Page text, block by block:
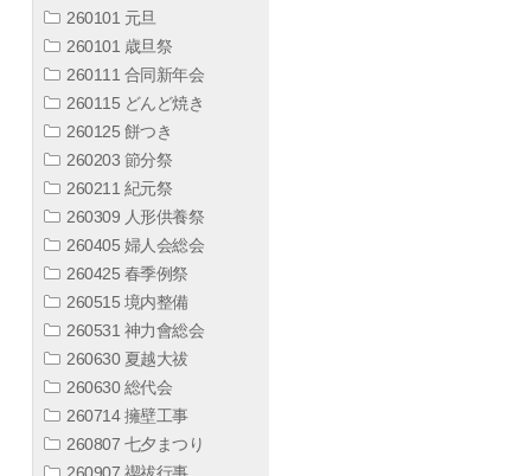
260101 元旦
260101 歳旦祭
260111 合同新年会
260115 どんど焼き
260125 餅つき
260203 節分祭
260211 紀元祭
260309 人形供養祭
260405 婦人会総会
260425 春季例祭
260515 境内整備
260531 神力會総会
260630 夏越大祓
260630 総代会
260714 擁壁工事
260807 七夕まつり
260907 禊祓行事